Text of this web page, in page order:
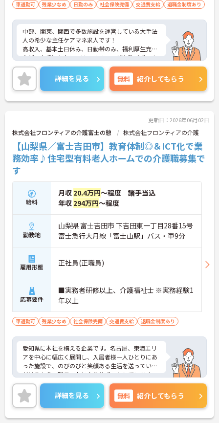
車通勤可 残業少なめ 日勤のみ 社会保険完備 交通費支給 退職金制度あり
中部、関東、関西で多数施設を運営している大手法
人の希少な主任ケアマネ求人です！
高収入、基本土日休み、日勤帯のみ、福利厚生充実
など、大手法人ならではのメリットが複数ございま
す。
管理業務も担っていただきますが、管理のご経験が
ない方でもまずはご相談ください。
もし少しでもご興味持っていただきましたら、まず
はお気軽にアドバイザーにお問い合わせください！
詳細を見る 無料 紹介してもらう
更新日：2026年06月02日
株式会社フロンティアの介護富士の憩 株式会社フロンティアの介護
【山梨県／富士吉田市】教育体制◎＆ICT化で業
務効率♪住宅型有料老人ホームでの介護職募集で
す
給料
月収 20.4万円～程度 諸手当込
年収 294万円～程度
勤務地
山梨県 富士吉田市 下吉田東一丁目28番15号
富士急行大月線「富士山駅」バス・車9分
雇用形態 正社員(正職員)
応募要件
■実務者研修以上、介護福祉士 ※実務経験1
年以上
車通勤可 残業少なめ 社会保険完備 交通費支給 退職金制度あり
愛知県に本社を構える企業です。名古屋、東海エリ
アを中心に幅広く展開し、入居者様一人ひとりにあ
った施設で、のびのびと笑顔ある生活を送っていた
だけるよう、職員一丸となりサポートしています。
介護士のほか管理栄養士や音楽療法士など、さまざ
まな専門知識を持ったスタッフが在籍し、各セクシ
ョンの垣根を超えて連携もしっかりとあり、相談し
やすい環境です。現場のICT化も進んでおり、iPadを
使ってケア記録ができるシステムを導入したり、Blu
詳細を見る 無料 紹介してもらう